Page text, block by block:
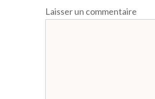
Laisser un commentaire